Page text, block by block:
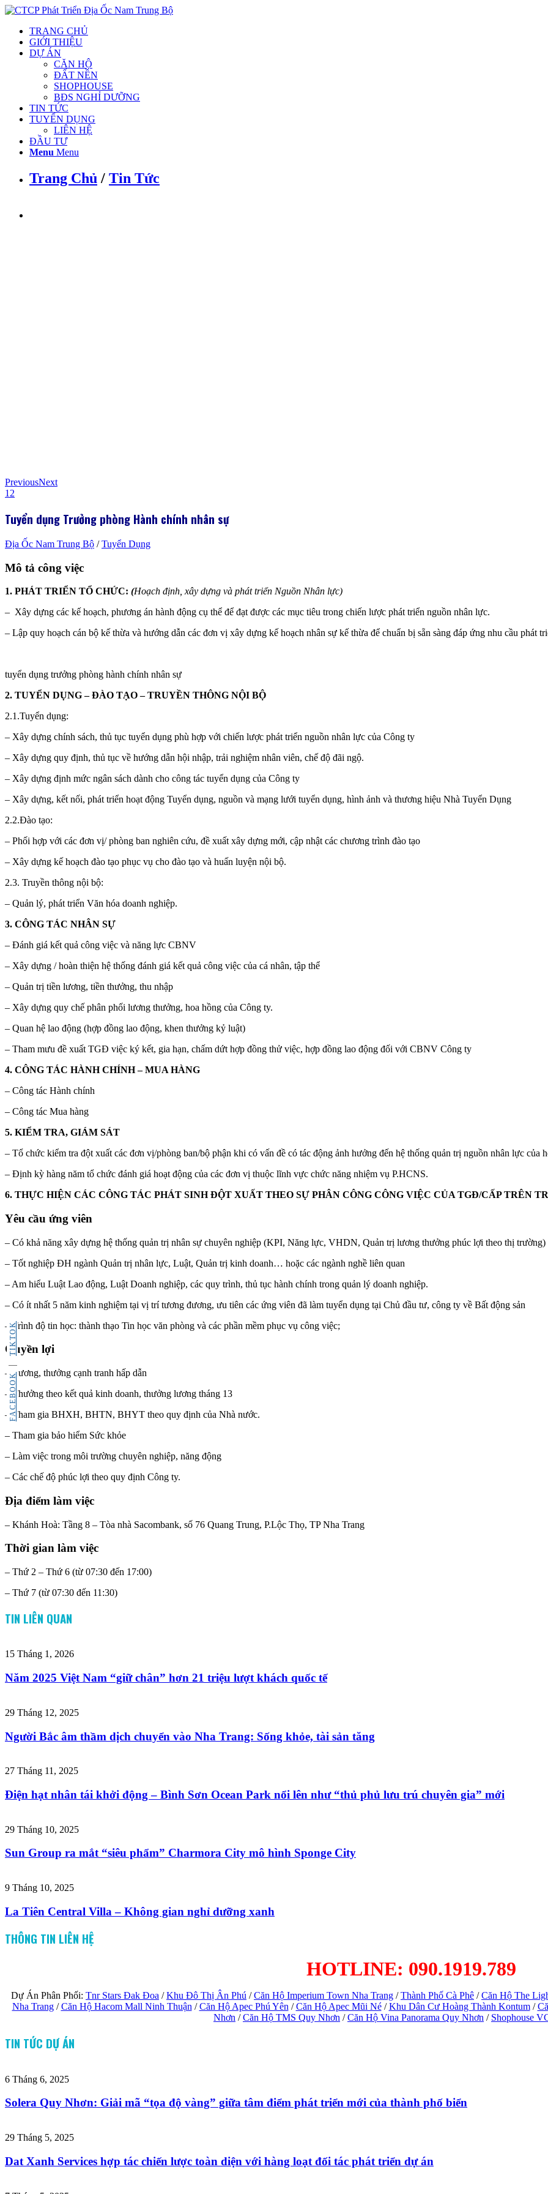
FACEBOOK
TIKTOK
TRANG CHỦ
GIỚI THIỆU
DỰ ÁN
CĂN HỘ
ĐẤT NỀN
SHOPHOUSE
BĐS NGHỈ DƯỠNG
TIN TỨC
TUYỂN DỤNG
LIÊN HỆ
ĐẦU TƯ
Menu Menu
Trang Chủ / Tin Tức
PreviousNext
1 2
Tuyển dụng Trưởng phòng Hành chính nhân sự
Địa Ốc Nam Trung Bộ /Tuyển Dụng
Mô tả công việc
1. PHÁT TRIỂN TỔ CHỨC: (Hoạch định, xây dựng và phát triển Nguồn Nhân lực)
– Xây dựng các kế hoạch, phương án hành động cụ thể để đạt được các mục tiêu trong chiến lược phát triển nguồn nhân lực.
– Lập quy hoạch cán bộ kế thừa và hướng dẫn các đơn vị xây dựng kế hoạch nhân sự kế thừa để chuẩn bị sẵn sàng đáp ứng nhu cầu phát
tuyển dụng trưởng phòng hành chính nhân sự
2. TUYỂN DỤNG – ĐÀO TẠO – TRUYỀN THÔNG NỘI BỘ
2.1.Tuyển dụng:
– Xây dựng chính sách, thủ tục tuyển dụng phù hợp với chiến lược phát triển nguồn nhân lực của Công ty
– Xây dựng quy định, thủ tục về hướng dẫn hội nhập, trải nghiệm nhân viên, chế độ đãi ngộ.
– Xây dựng định mức ngân sách dành cho công tác tuyển dụng của Công ty
– Xây dựng, kết nối, phát triển hoạt động Tuyển dụng, nguồn và mạng lưới tuyển dụng, hình ảnh và thương hiệu Nhà Tuyển Dụng
2.2.Đào tạo:
– Phối hợp với các đơn vị/ phòng ban nghiên cứu, đề xuất xây dựng mới, cập nhật các chương trình đào tạo
– Xây dựng kế hoạch đào tạo phục vụ cho đào tạo và huấn luyện nội bộ.
2.3. Truyền thông nội bộ:
– Quản lý, phát triển Văn hóa doanh nghiệp.
3. CÔNG TÁC NHÂN SỰ
– Đánh giá kết quả công việc và năng lực CBNV
– Xây dựng / hoàn thiện hệ thống đánh giá kết quả công việc của cá nhân, tập thể
– Quản trị tiền lương, tiền thưởng, thu nhập
– Xây dựng quy chế phân phối lương thưởng, hoa hồng của Công ty.
– Quan hệ lao động (hợp đồng lao động, khen thưởng kỷ luật)
– Tham mưu đề xuất TGĐ việc ký kết, gia hạn, chấm dứt hợp đồng thử việc, hợp đồng lao động đối với CBNV Công ty
4. CÔNG TÁC HÀNH CHÍNH – MUA HÀNG
– Công tác Hành chính
– Công tác Mua hàng
5. KIỂM TRA, GIÁM SÁT
– Tổ chức kiểm tra đột xuất các đơn vị/phòng ban/bộ phận khi có vấn đề có tác động ảnh hưởng đến hệ thống quản trị nguồn nhân lực của
– Định kỳ hàng năm tổ chức đánh giá hoạt động của các đơn vị thuộc lĩnh vực chức năng nhiệm vụ P.HCNS.
6. THỰC HIỆN CÁC CÔNG TÁC PHÁT SINH ĐỘT XUẤT THEO SỰ PHÂN CÔNG CÔNG VIỆC CỦA TGĐ/CẤP TRÊN
Yêu cầu ứng viên
– Có khả năng xây dựng hệ thống quản trị nhân sự chuyên nghiệp (KPI, Năng lực, VHDN, Quản trị lương thưởng phúc lợi theo thị trường)
– Tốt nghiệp ĐH ngành Quản trị nhân lực, Luật, Quản trị kinh doanh… hoặc các ngành nghề liên quan
– Am hiểu Luật Lao động, Luật Doanh nghiệp, các quy trình, thủ tục hành chính trong quản lý doanh nghiệp.
– Có ít nhất 5 năm kinh nghiệm tại vị trí tương đương, ưu tiên các ứng viên đã làm tuyển dụng tại Chủ đầu tư, công ty về Bất động sản
– Trình độ tin học: thành thạo Tin học văn phòng và các phần mềm phục vụ công việc;
Quyền lợi
– Lương, thưởng cạnh tranh hấp dẫn
– Thưởng theo kết quả kinh doanh, thưởng lương tháng 13
– Tham gia BHXH, BHTN, BHYT theo quy định của Nhà nước.
– Tham gia bảo hiểm Sức khỏe
– Làm việc trong môi trường chuyên nghiệp, năng động
– Các chế độ phúc lợi theo quy định Công ty.
Địa điểm làm việc
– Khánh Hoà: Tầng 8 – Tòa nhà Sacombank, số 76 Quang Trung, P.Lộc Thọ, TP Nha Trang
Thời gian làm việc
– Thứ 2 – Thứ 6 (từ 07:30 đến 17:00)
– Thứ 7 (từ 07:30 đến 11:30)
TIN LIÊN QUAN
15 Tháng 1, 2026
Năm 2025 Việt Nam “giữ chân” hơn 21 triệu lượt khách quốc tế
29 Tháng 12, 2025
Người Bắc âm thầm dịch chuyển vào Nha Trang: Sống khỏe, tài sản tăng
27 Tháng 11, 2025
Điện hạt nhân tái khởi động – Bình Sơn Ocean Park nổi lên như “thủ phủ lưu trú chuyên gia” mới
29 Tháng 10, 2025
Sun Group ra mắt “siêu phẩm” Charmora City mô hình Sponge City
9 Tháng 10, 2025
La Tiên Central Villa – Không gian nghỉ dưỡng xanh
THÔNG TIN LIÊN HỆ
HOTLINE: 090.1919.789
Dự Án Phân Phối: Tnr Stars Đak Đoa /Khu Đô Thị Ân Phú /Căn Hộ Imperium Town Nha Trang /Thành Phố Cà Phê /Căn Hộ The
Nha Trang/Căn Hộ Hacom Mall Ninh Thuận /Căn Hộ Apec Phú Yên /Căn Hộ Apec Mũi Né/Khu Dân Cư Hoàng Thành Kontum/
Nhơn /Căn Hộ TMS Quy Nhơn /Căn Hộ Vina Panorama Quy Nhơn / Shophouse
TIN TỨC DỰ ÁN
6 Tháng 6, 2025
Solera Quy Nhơn: Giải mã “tọa độ vàng” giữa tâm điểm phát triển mới của thành phố biển
29 Tháng 5, 2025
Dat Xanh Services hợp tác chiến lược toàn diện với hàng loạt đối tác phát triển dự án